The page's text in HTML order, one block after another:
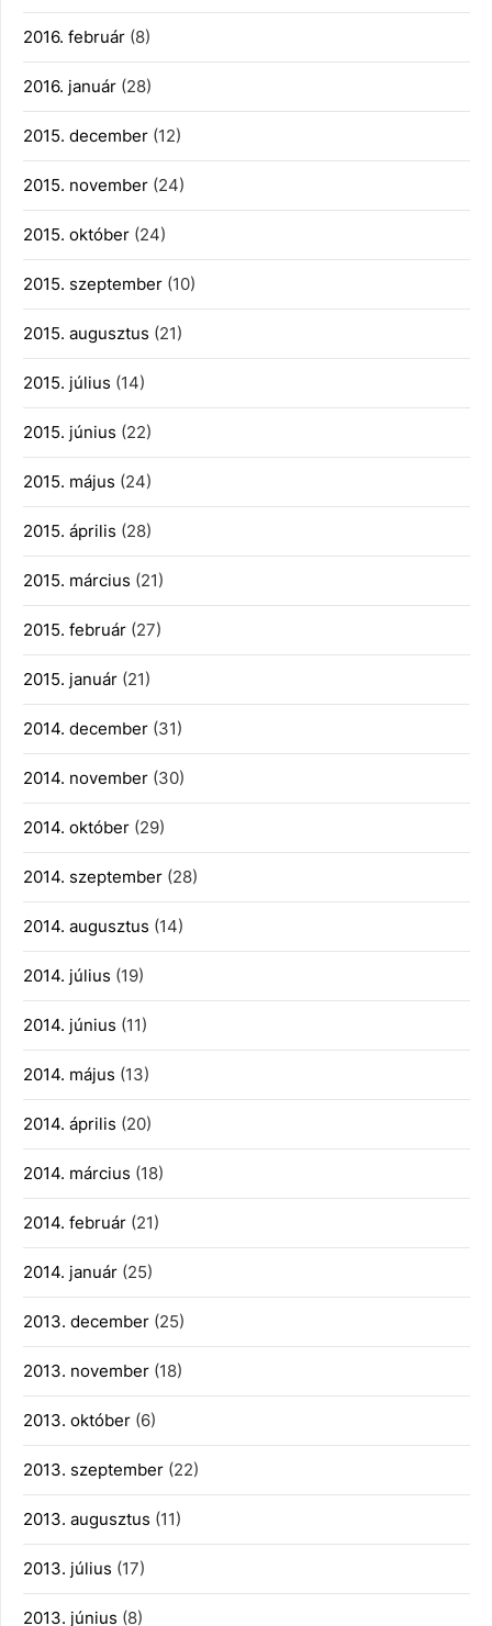
2016. február (8)
2016. január (28)
2015. december (12)
2015. november (24)
2015. október (24)
2015. szeptember (10)
2015. augusztus (21)
2015. július (14)
2015. június (22)
2015. május (24)
2015. április (28)
2015. március (21)
2015. február (27)
2015. január (21)
2014. december (31)
2014. november (30)
2014. október (29)
2014. szeptember (28)
2014. augusztus (14)
2014. július (19)
2014. június (11)
2014. május (13)
2014. április (20)
2014. március (18)
2014. február (21)
2014. január (25)
2013. december (25)
2013. november (18)
2013. október (6)
2013. szeptember (22)
2013. augusztus (11)
2013. július (17)
2013. június (8)